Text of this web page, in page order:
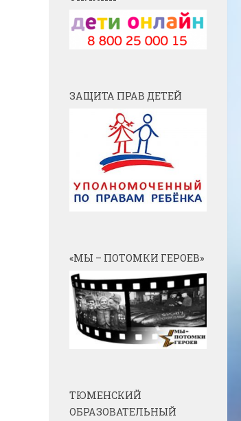
ЗАЩИТА ПРАВ ДЕТЕЙ
«МЫ – ПОТОМКИ ГЕРОЕВ»
ТЮМЕНСКИЙ
ОБРАЗОВАТЕЛЬНЫЙ